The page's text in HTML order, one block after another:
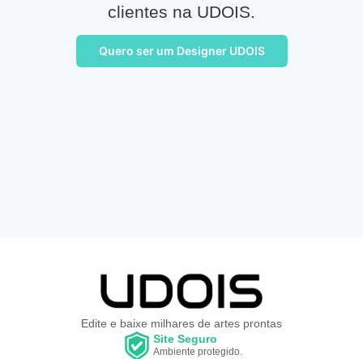
clientes na UDOIS.
Quero ser um Designer UDOIS
Edite e baixe milhares de artes prontas
Site Seguro
Ambiente protegido.